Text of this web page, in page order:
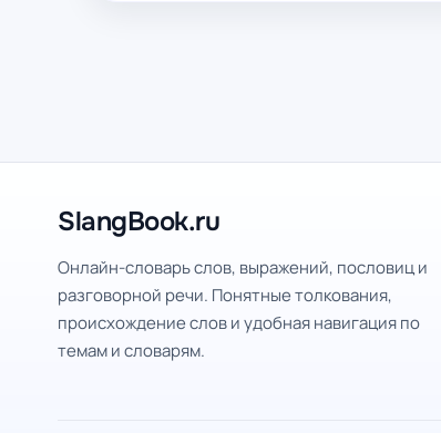
SlangBook.ru
Онлайн-словарь слов, выражений, пословиц и
разговорной речи. Понятные толкования,
происхождение слов и удобная навигация по
темам и словарям.